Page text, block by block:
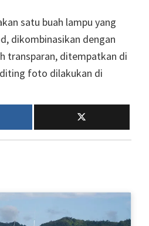
satu buah lampu yang
dikombinasikan dengan
transparan, ditempatkan di
foto dilakukan di